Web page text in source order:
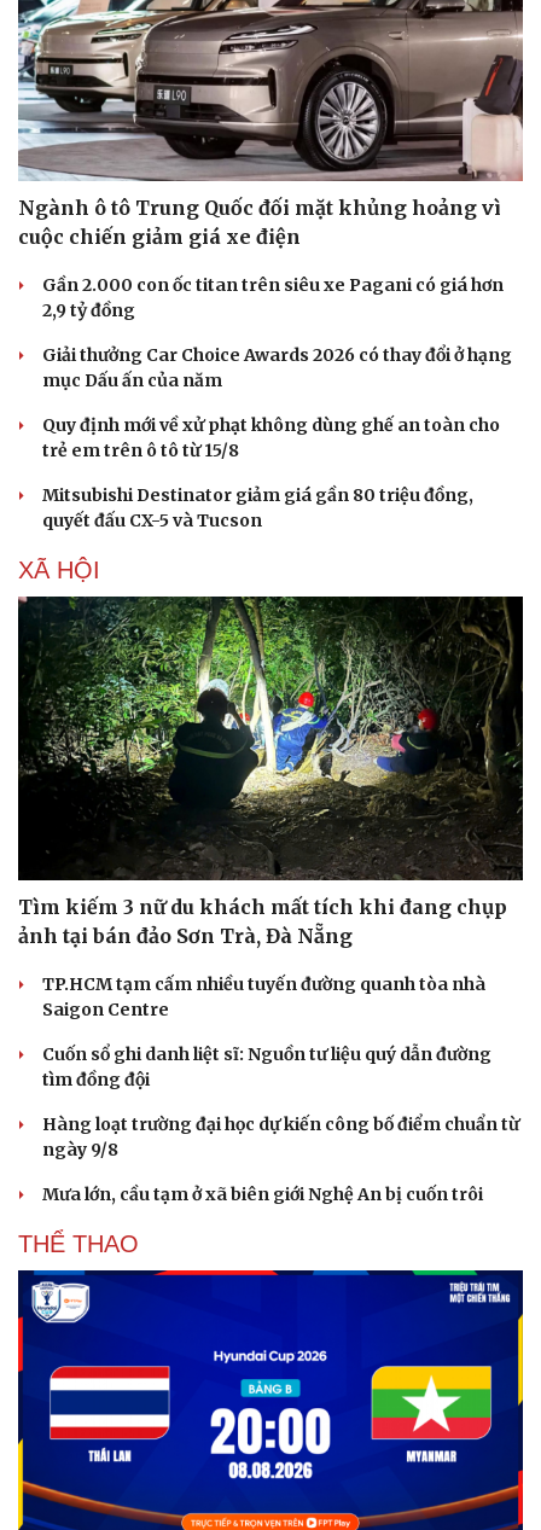
Doanh nghiệp
Thông tin doanh nghiệp
Doanh nhân
Vì cộng đồng
Công nghệ
Trải nghiệm
Ngành ô tô Trung Quốc đối mặt khủng hoảng vì
cuộc chiến giảm giá xe điện
Gần 2.000 con ốc titan trên siêu xe Pagani có giá hơn
2,9 tỷ đồng
Giải thưởng Car Choice Awards 2026 có thay đổi ở hạng
mục Dấu ấn của năm
Quy định mới về xử phạt không dùng ghế an toàn cho
trẻ em trên ô tô từ 15/8
Mitsubishi Destinator giảm giá gần 80 triệu đồng,
quyết đấu CX-5 và Tucson
XÃ HỘI
Tìm kiếm 3 nữ du khách mất tích khi đang chụp
ảnh tại bán đảo Sơn Trà, Đà Nẵng
TP.HCM tạm cấm nhiều tuyến đường quanh tòa nhà
Saigon Centre
Cuốn sổ ghi danh liệt sĩ: Nguồn tư liệu quý dẫn đường
tìm đồng đội
Hàng loạt trường đại học dự kiến công bố điểm chuẩn từ
ngày 9/8
Mưa lớn, cầu tạm ở xã biên giới Nghệ An bị cuốn trôi
THỂ THAO